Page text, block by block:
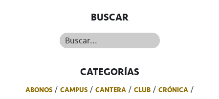
BUSCAR
Buscar...
CATEGORÍAS
ABONOS CAMPUS CANTERA CLUB
CRÓNICA